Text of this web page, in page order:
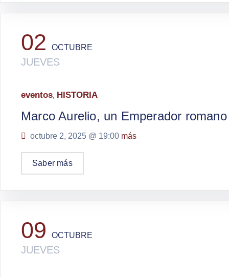
02OCTUBRE
JUEVES
eventos HISTORIA
Marco Aurelio, un Emperador
octubre 2, 2025 @ 19:00 más
Saber más
09OCTUBRE
JUEVES